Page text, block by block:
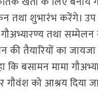
तथा शुभारंभ करेंगे। उप
गौअभ्यारण्य तथा
तैयारियों का जायजा
कि बसामन मामा
गौवंश को आश्रय दिया